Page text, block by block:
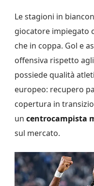
Le stagioni in
giocatore impiegato
che in coppa. Gol e
offensiva rispetto
possiede qualità
europeo: recupero
copertura in
un centrocampista
sul mercato.